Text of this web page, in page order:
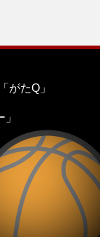
がたQ」